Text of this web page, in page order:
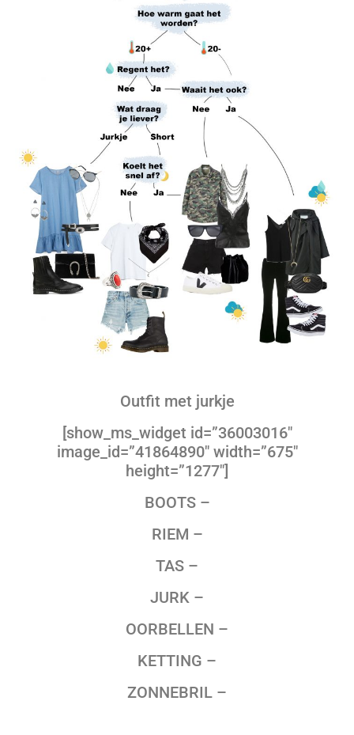
Outfit met jurkje
[show_ms_widget id=”36003016″
image_id=”41864890″ width=”675″
height=”1277″]
BOOTS –
RIEM –
TAS –
JURK –
OORBELLEN –
KETTING –
ZONNEBRIL –